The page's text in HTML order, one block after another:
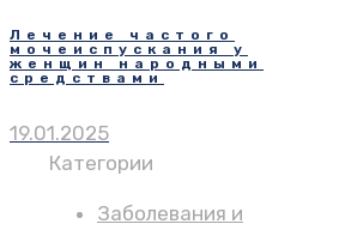
Лечение частого
мочеиспускания у
женщин народными
средствами
19.01.2025
Категории
Заболевания и